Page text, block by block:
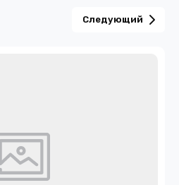
Следующий